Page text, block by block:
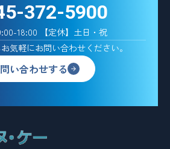
372-5900
18:00 【定休】土日・祝
気軽にお問い合わせください。
い合わせする